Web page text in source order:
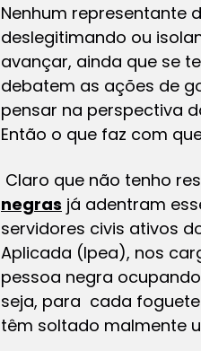
Nenhum representante
deslegitimando ou
avançar, ainda que se
debatem as ações de
pensar na perspectiva
Então o que faz com
Claro que não tenho
negras já adentram
servidores civis ativos
Aplicada (Ipea), nos
pessoa negra
seja, para cada
têm soltado malmente